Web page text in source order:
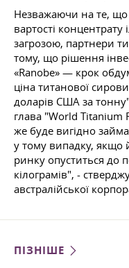
Незважаючи на те, що
вартості концентрату
загрозою, партнери
тому, що рішення
«Ranobe» — крок
ціна титанової
доларів США за
глава "World Titanium
же буде вигідно
у тому випадку, якщо
ринку опуститься до
кілограмів", -
австралійської
ПІЗНІШЕ